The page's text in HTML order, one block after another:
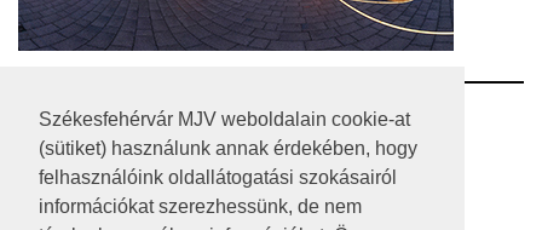
Székesfehérvár MJV weboldalain cookie-at
(sütiket) használunk annak érdekében, hogy
felhasználóink oldallátogatási szokásairól
információkat szerezhessünk, de nem
RSS
A HONLAP 2017.03.31-I ÁLLAPOTA
JOGI NYILATKOZAT